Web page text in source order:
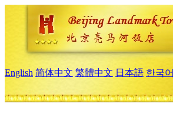
English 简体中文 繁體中文 日本語 한국어